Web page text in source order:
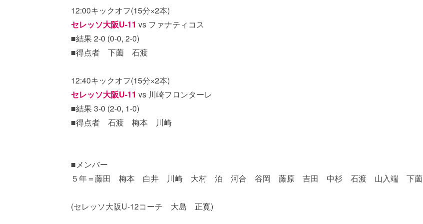
12:00キックオフ(15分×2本)
セレッソ大阪U-11 vs ファナティコス
■結果 2-0 (0-0, 2-0)
■得点者 下薗 石渡
12:40キックオフ(15分×2本)
セレッソ大阪U-11 vs 川崎フロンターレ
■結果 3-0 (2-0, 1-0)
■得点者 石渡 梅本 川崎
■メンバー
５年＝藤田 梅本 白井 川崎 大村 泊 河合 谷岡 藤原 吉田 中杉 石渡 山入端 下薗
(セレッソ大阪U-12コーチ 大島 正寛)